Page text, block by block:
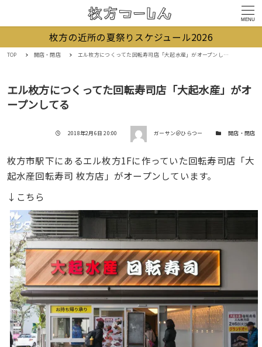
MENU
枚方の近所の夏祭りスケジュール2026
TOP 開店・閉店 エル枚方につくってた回転寿司店「大起水産」がオープンしてる
エル枚方につくってた回転寿司店「大起水産」がオ
ープンしてる
投稿日
2018年2月6日 20:00 著者 ガーサン＠ひらつー カテゴリー開店・閉店
枚方市駅下にあるエル枚方1Fに作っていた回転寿司店「大
起水産回転寿司 枚方店」がオープンしています。
↓こちら